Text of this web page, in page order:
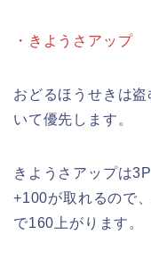
・きようさアップ
おどるほうせきは
いて優先します。
きようさアップは
+100が取れるので
で160上がります。